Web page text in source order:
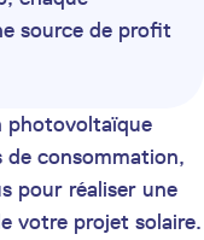
source de profit
photovoltaïque
de consommation,
pour réaliser une
votre projet solaire.